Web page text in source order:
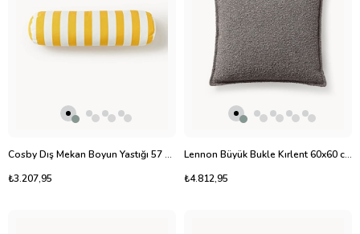
Cosby Dış Mekan Boyun Yastığı 57 cm Şık Çizgili Tasarım
₺3.207,95
Lennon Büyük Bukle Kırlent 60x60 cm Lüks Dekoratif Yastık
₺4.812,95